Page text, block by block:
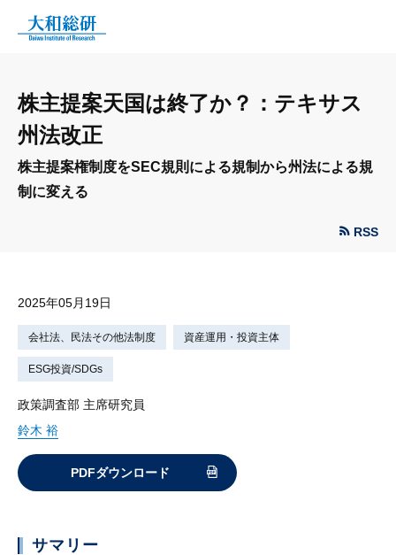
株主提案天国は終了か？：テキサス
州法改正
株主提案権制度をSEC規則による規制から州法による規
制に変える
RSS
2025年05月19日
会社法、民法その他法制度 資産運用・投資主体
ESG投資/SDGs
政策調査部 主席研究員
鈴木 裕
PDFダウンロード
サマリー